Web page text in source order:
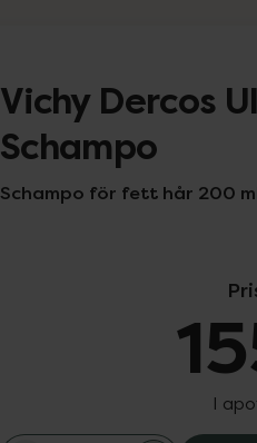
Vichy Dercos
Schampo
Schampo för fett hår 200
I